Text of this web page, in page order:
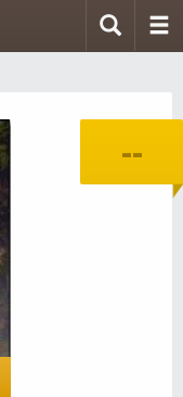
--